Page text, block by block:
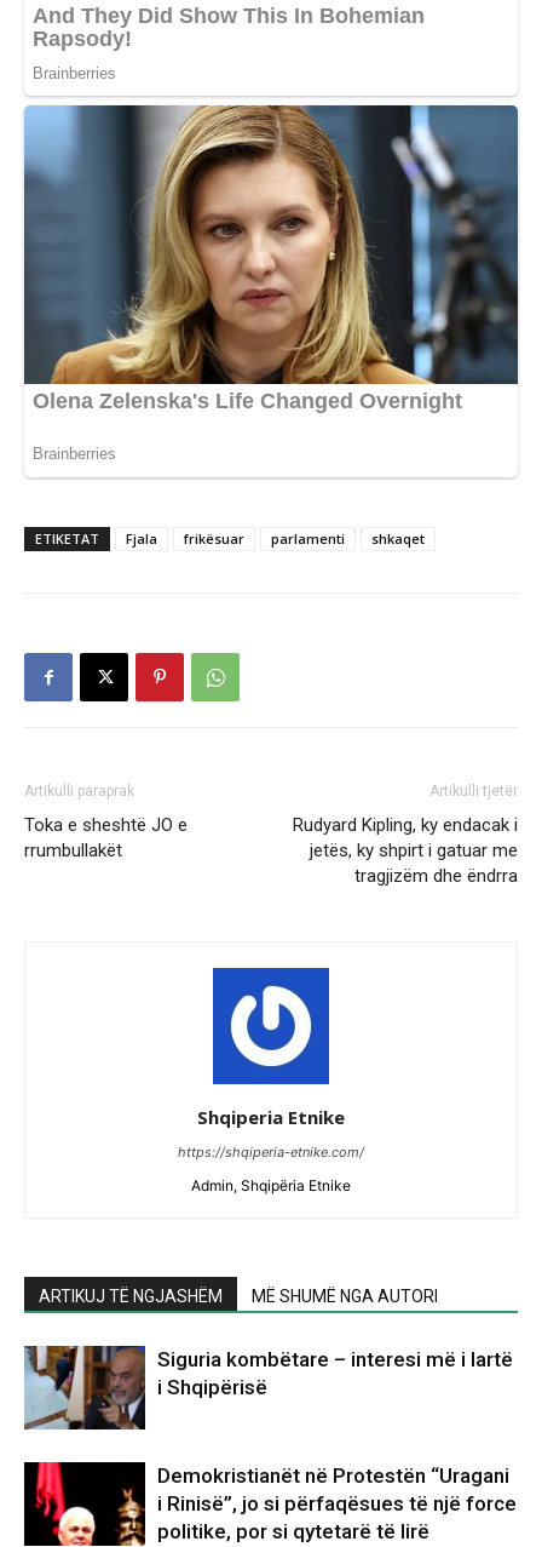
ETIKETAT Fjala frikësuar parlamenti shkaqet
Artikulli paraprak
Toka e sheshtë JO e
rrumbullakët
Artikulli tjetër
Rudyard Kipling, ky endacak i
jetës, ky shpirt i gatuar me
tragjizëm dhe ëndrra
Shqiperia Etnike
https://shqiperia-etnike.com/
Admin, Shqipëria Etnike
ARTIKUJ TË NGJASHËM MË SHUMË NGA AUTORI
Siguria kombëtare – interesi më i lartë
i Shqipërisë
Demokristianët në Protestën “Uragani
i Rinisë”, jo si përfaqësues të një force
politike, por si qytetarë të lirë